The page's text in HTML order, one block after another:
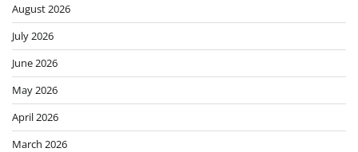
August 2026
July 2026
June 2026
May 2026
April 2026
March 2026